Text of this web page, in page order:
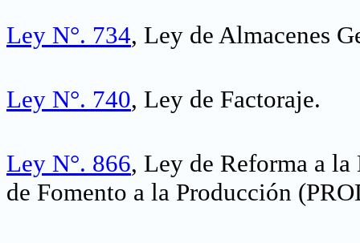
Ley N°. 734, Ley de Almacenes
Ley N°. 740, Ley de Factoraje.
Ley N°. 866, Ley de Reforma a
de Fomento a la Producción